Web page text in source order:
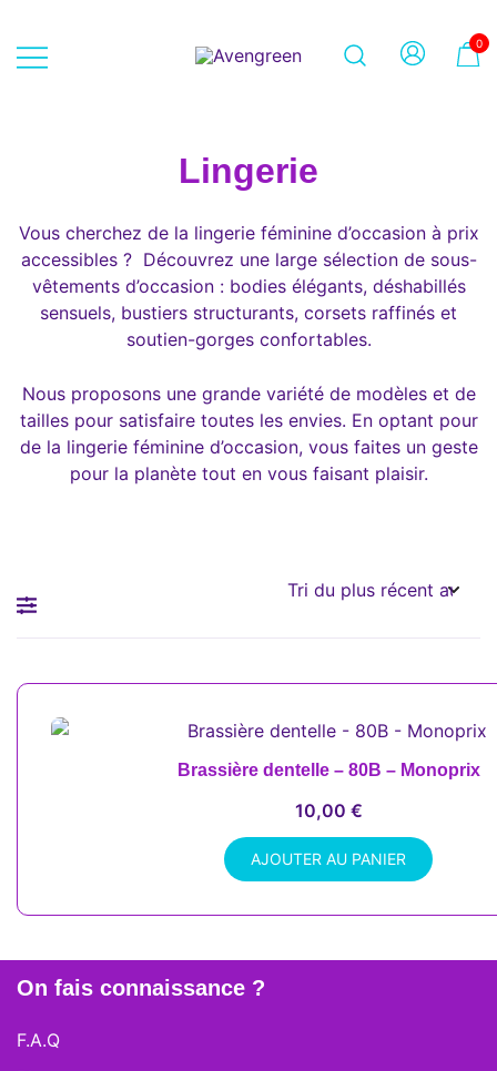
content
0
Lingerie
Vous cherchez de la lingerie féminine d’occasion à prix
accessibles ? Découvrez une large sélection de sous-
vêtements d’occasion : bodies élégants, déshabillés
sensuels, bustiers structurants, corsets raffinés et
soutien-gorges confortables.
Nous proposons une grande variété de modèles et de
tailles pour satisfaire toutes les envies. En optant pour
de la lingerie féminine d’occasion, vous faites un geste
pour la planète tout en vous faisant plaisir.
Brassière dentelle – 80B – Monoprix
10,00 €
AJOUTER AU PANIER
On fais connaissance ?
F.A.Q